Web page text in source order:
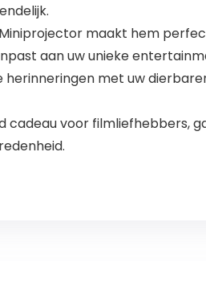
maakt hem
aan uw unieke
herinneringen met uw
cadeau voor filmliefhebbers,